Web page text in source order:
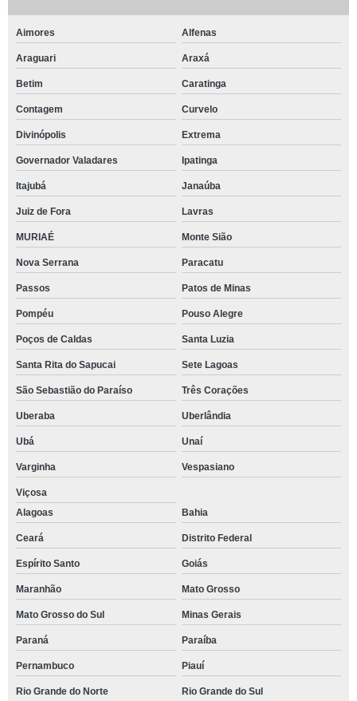
Aimores Alfenas
Araguari Araxá
Betim Caratinga
Contagem Curvelo
Divinópolis Extrema
Governador Valadares Ipatinga
Itajubá Janaúba
Juiz de Fora Lavras
MURIAÉ Monte Sião
Nova Serrana Paracatu
Passos Patos de Minas
Pompéu Pouso Alegre
Poços de Caldas Santa Luzia
Santa Rita do Sapucai Sete Lagoas
São Sebastião do Paraíso Três Corações
Uberaba Uberlândia
Ubá Unaí
Varginha Vespasiano
Viçosa
Alagoas
Bahia
Ceará Distrito Federal
Espírito Santo Goiás
Maranhão Mato Grosso
Mato Grosso do Sul Minas Gerais
Paraná Paraíba
Pernambuco Piauí
Rio Grande do Norte Rio Grande do Sul